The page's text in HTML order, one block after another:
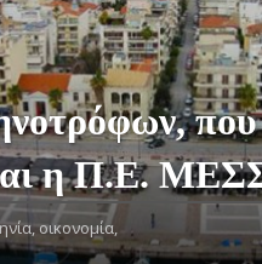
η Π.Ε.
οικονομία,